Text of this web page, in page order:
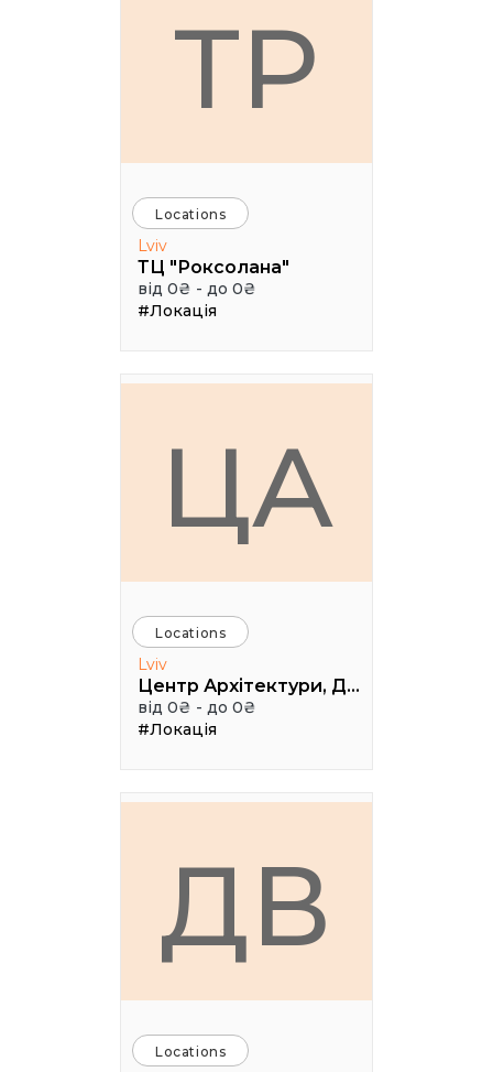
ТР
Locations
Lviv
ТЦ "Роксолана"
від 0₴ - до 0₴
#Локація
ЦА
Locations
Lviv
Центр Архітектури, Дизайну та Урбаністики Порохова ВЕЖА
від 0₴ - до 0₴
#Локація
ДВ
Locations